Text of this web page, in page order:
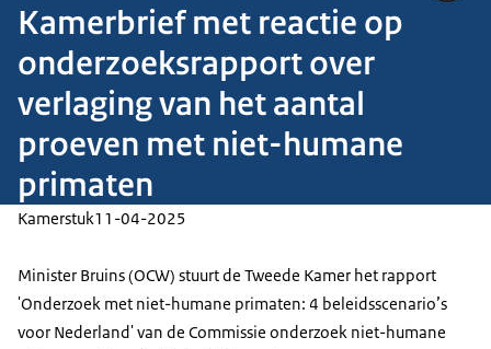
Kamerbrief met reactie op
onderzoeksrapport over
verlaging van het aantal
proeven met niet-humane
primaten
Kamerstuk11-04-2025
Minister Bruins (OCW) stuurt de Tweede Kamer het rapport
'Onderzoek met niet-humane primaten: 4 beleidsscenario’s
voor Nederland' van de Commissie onderzoek niet-humane